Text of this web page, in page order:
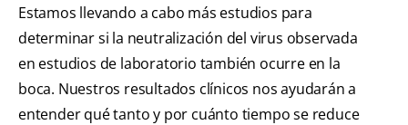
Estamos llevando a cabo más estudios para
determinar si la neutralización del virus observada
en estudios de laboratorio también ocurre en la
boca. Nuestros resultados clínicos nos ayudarán a
entender qué tanto y por cuánto tiempo se reduce